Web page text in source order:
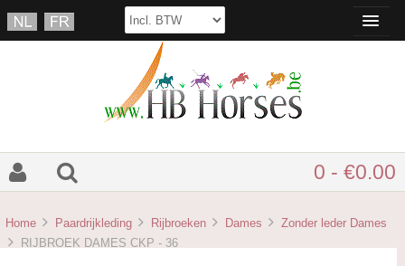
0 - €0.00
Home Paardrijkleding Rijbroeken Dames
Zonder leder Dames
RIJBROEK DAMES CKP - 36